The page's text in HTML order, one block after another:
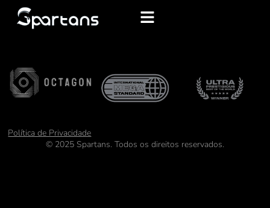
© 2025 Spartans. Todos os direitos reservados.
Política de Privacidade